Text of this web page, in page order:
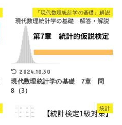
『現代数理統計学の基礎』解説
2024.10.30
現代数理統計学の基礎 7章 問
8（3）
統計